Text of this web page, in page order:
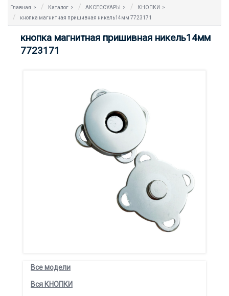
Главная > Каталог > АКСЕССУАРЫ > КНОПКИ
>
кнопка магнитная пришивная никель14мм 7723171
кнопка магнитная пришивная никель14мм
7723171
Все модели
Вся КНОПКИ